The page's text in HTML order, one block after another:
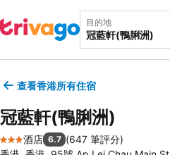
目的地
查看香港所有住宿
冠藍軒(鴨脷洲)
3 星級
酒店 6.7 (647 筆評分)